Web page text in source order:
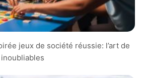
jeux de société réussie: l’art de